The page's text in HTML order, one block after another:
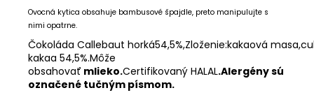
Ovocná kytica obsahuje bambusové špajdle, preto manipulujte s
nimi opatrne.
Čokoláda Callebaut horká54,5%,Zloženie:kakaová
kakaa 54,5%.Môže
obsahovať mlieko.Certifikovaný HALAL.Alergénysú
označené tučným písmom.